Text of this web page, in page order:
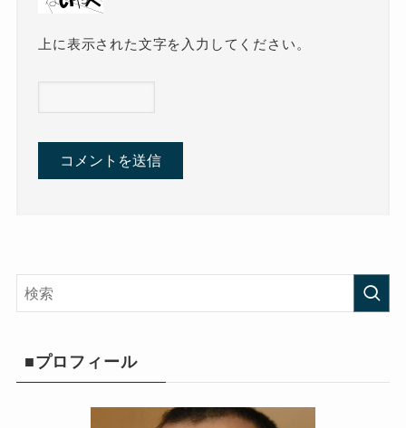
上に表示された文字を入力してください。
■プロフィール